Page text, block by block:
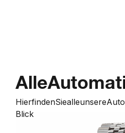
Alle
HierfindenSiealleunsere
Blick